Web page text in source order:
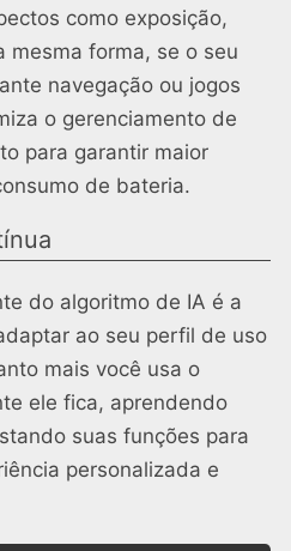
como exposição,
mesma forma, se o seu
navegação ou jogos
o gerenciamento de
para garantir maior
de bateria.
do algoritmo de IA é a
ao seu perfil de uso
mais você usa o
ele fica, aprendendo
suas funções para
personalizada e